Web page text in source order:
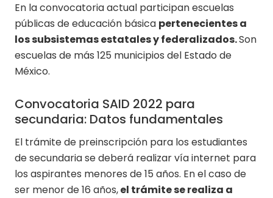
En la convocatoria actual participan escuelas
públicas de educación básica pertenecientes a
los subsistemas estatales y federalizados.Son
escuelas de más 125 municipios del Estado de
México.
Convocatoria SAID 2022 para
secundaria: Datos fundamentales
El trámite de preinscripción para los estudiantes
de secundaria se deberá realizar vía internet para
los aspirantes menores de 15 años. En el caso de
ser menor de 16 años,el trámite se realiza a